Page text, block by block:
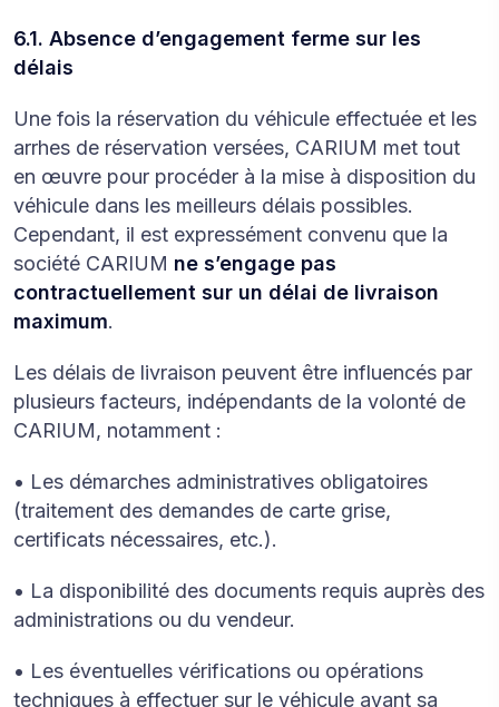
6.1. Absence d’engagement ferme sur les
délais
Une fois la réservation du véhicule effectuée et les
arrhes de réservation versées, CARIUM met tout
en œuvre pour procéder à la mise à disposition du
véhicule dans les meilleurs délais possibles.
Cependant, il est expressément convenu que la
société CARIUM ne s’engage pas
contractuellement sur un délai de livraison
maximum.
Les délais de livraison peuvent être influencés par
plusieurs facteurs, indépendants de la volonté de
CARIUM, notamment :
• Les démarches administratives obligatoires
(traitement des demandes de carte grise,
certificats nécessaires, etc.).
• La disponibilité des documents requis auprès des
administrations ou du vendeur.
• Les éventuelles vérifications ou opérations
techniques à effectuer sur le véhicule avant sa